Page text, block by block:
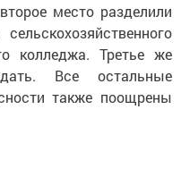
место разделили
колледжа. Третье же
Все остальные
также поощрены